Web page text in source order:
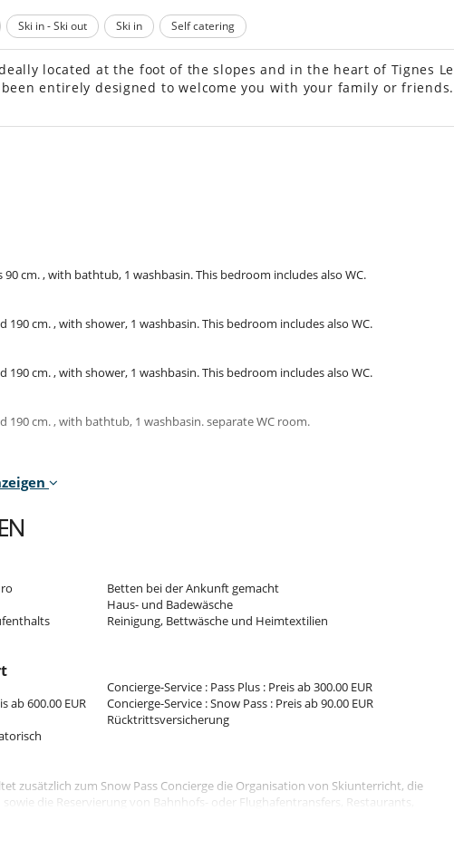
Ski in - Ski out Ski in Self catering
located at the foot of the slopes and in the heart of Tignes Le
entirely designed to welcome you with your family or friends.
cm. , with bathtub, 1 washbasin. This bedroom includes also WC.
190 cm. , with shower, 1 washbasin. This bedroom includes also WC.
190 cm. , with shower, 1 washbasin. This bedroom includes also WC.
190 cm. , with bathtub, 1 washbasin. separate WC room.
Wohnzimmer
voll ausgestattete Küche
Sport
Betten bei der Ankunft gemacht
Haus- und Badewäsche
Reinigung, Bettwäsche und Heimtextilien
Concierge-Service : Pass Plus : Preis ab 300.00 EUR
ab 600.00 EUR
Concierge-Service : Snow Pass : Preis ab 90.00 EUR
Rücktrittsversicherung
zusätzlich zum Snow Pass Concierge die Organisation von Skiunterricht, die
die Reservierung von Bahnhofs- oder Flughafentransfers, Restaurants,
und Weihnachtsdekorationen.